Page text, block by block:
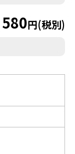
580円(税別)